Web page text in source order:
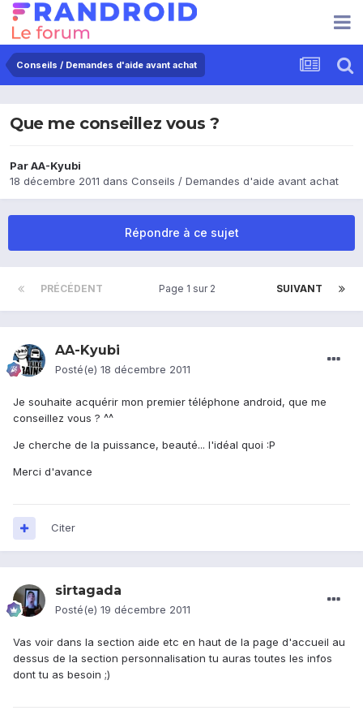
Conseils / Demandes d'aide avant achat
Que me conseillez vous ?
ParAA-Kyubi
18 décembre 2011 dans Conseils / Demandes d'aide avant achat
Répondre à ce sujet
PRÉCÉDENT SUIVANT
Page 1 sur 2
AA-Kyubi
Posté(e) 18 décembre 2011
Je souhaite acquérir mon premier téléphone android, que me
conseillez vous ? ^^
Je cherche de la puissance, beauté... l'idéal quoi :P
Merci d'avance
Citer
sirtagada
Posté(e) 19 décembre 2011
Vas voir dans la section aide etc en haut de la page d'accueil au
dessus de la section personnalisation tu auras toutes les infos
dont tu as besoin ;)